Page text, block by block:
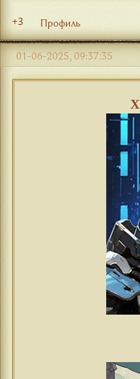
+3 Профиль
01-06-2025, 09:37:35